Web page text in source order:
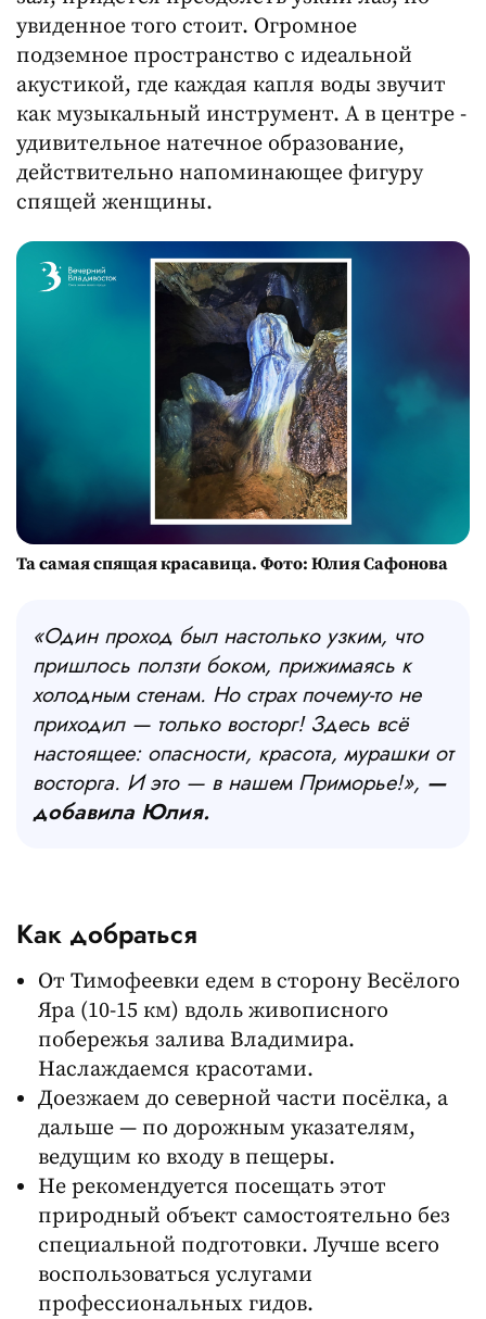
увиденное того стоит. Огромное
подземное пространство с идеальной
акустикой, где каждая капля воды звучит
как музыкальный инструмент. А в центре -
удивительное натечное образование,
действительно напоминающее фигуру
спящей женщины.
Та самая спящая красавица. Фото: Юлия Сафонова
«Один проход был настолько узким, что
пришлось ползти боком, прижимаясь к
холодным стенам. Но страх почему-то не
приходил — только восторг! Здесь всё
настоящее: опасности, красота, мурашки от
восторга. И это — в нашем Приморье!», —
добавила Юлия.
Как добраться
От Тимофеевки едем в сторону Весёлого
Яра (10-15 км) вдоль живописного
побережья залива Владимира.
Наслаждаемся красотами.
Доезжаем до северной части посёлка, а
дальше — по дорожным указателям,
ведущим ко входу в пещеры.
Не рекомендуется посещать этот
природный объект самостоятельно без
специальной подготовки. Лучше всего
воспользоваться услугами
профессиональных гидов.